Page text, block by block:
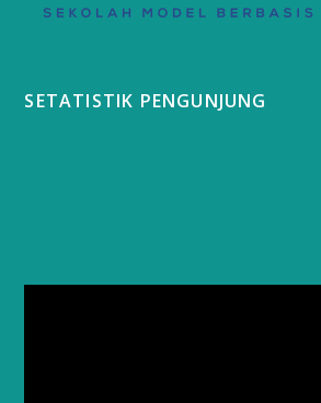
SETATISTIK PENGUNJUNG